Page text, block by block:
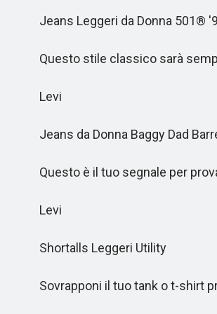
Jeans Leggeri da Donna 501®
Questo stile classico sarà
Levi
Jeans da Donna Baggy Dad
Questo è il tuo segnale per
Levi
Shortalls Leggeri Utility
Sovrapponi il tuo tank o t-shirt